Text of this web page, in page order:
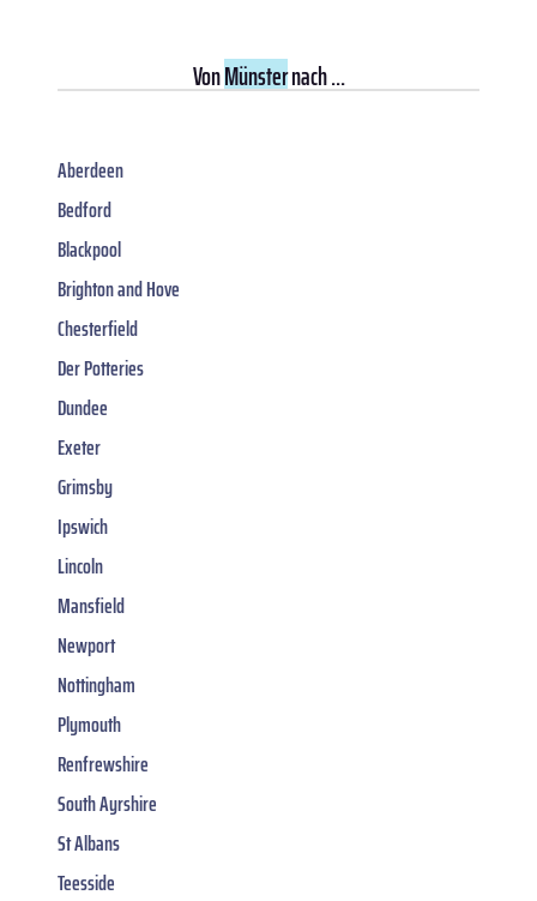
VonMünsternach ...
Aberdeen
Bedford
Blackpool
Brighton and Hove
Chesterfield
Der Potteries
Dundee
Exeter
Grimsby
Ipswich
Lincoln
Mansfield
Newport
Nottingham
Plymouth
Renfrewshire
South Ayrshire
St Albans
Teesside